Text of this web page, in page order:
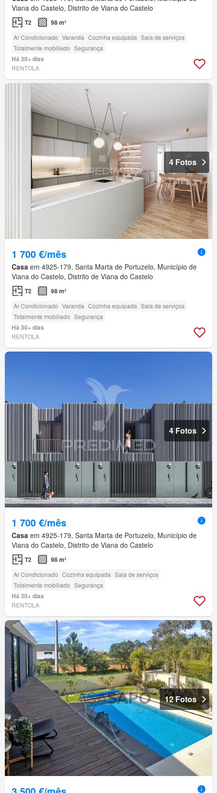
Viana do Castelo, Distrito de Viana do Castelo
T2 98 m²
Ar Condicionado Varanda Cozinha equipada Sala de serviços
Totalmente mobiliado Segurança
Há 30+ dias
RENTOLA
4 Fotos
1 700 €/mês
Casa em 4925-179, Santa Marta de Portuzelo, Município de
Viana do Castelo, Distrito de Viana do Castelo
T2 98 m²
Ar Condicionado Varanda Cozinha equipada Sala de serviços
Totalmente mobiliado Segurança
Há 30+ dias
RENTOLA
4 Fotos
1 700 €/mês
Casa em 4925-179, Santa Marta de Portuzelo, Município de
Viana do Castelo, Distrito de Viana do Castelo
T2 98 m²
Ar Condicionado Cozinha equipada Sala de serviços
Totalmente mobiliado Segurança
Há 30+ dias
RENTOLA
12 Fotos